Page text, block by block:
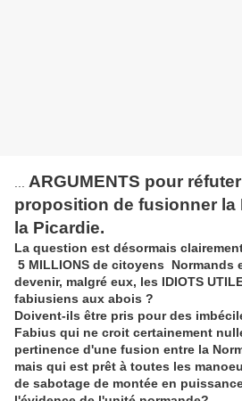
ARGUMENTS pour
proposition de fusionner la
la Picardie.
La question est désormais
5 MILLIONS de citoyens Normands
devenir, malgré eux, les IDIOTS
fabiusiens aux abois ?
Doivent-ils être pris pour des
Fabius qui ne croit certainement
pertinence d'une fusion entre la
mais qui est prêt à toutes les
de sabotage de montée en